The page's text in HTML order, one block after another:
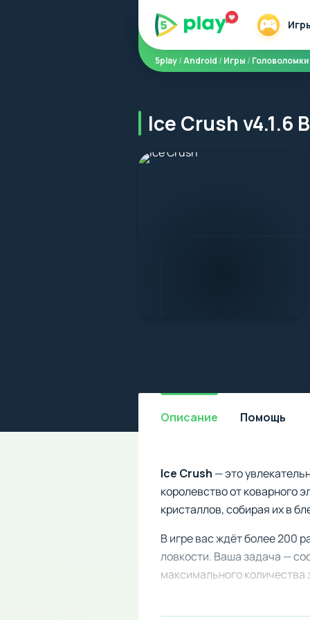
5play/Android /Игры /Головоломки
Ice Crush v4.1.6
Описание Помощь
Ice Crush — это
королевство от коварного
кристаллов, собирая их в
В игре вас ждёт более 200
ловкости. Ваша задача —
максимального
На протяжении